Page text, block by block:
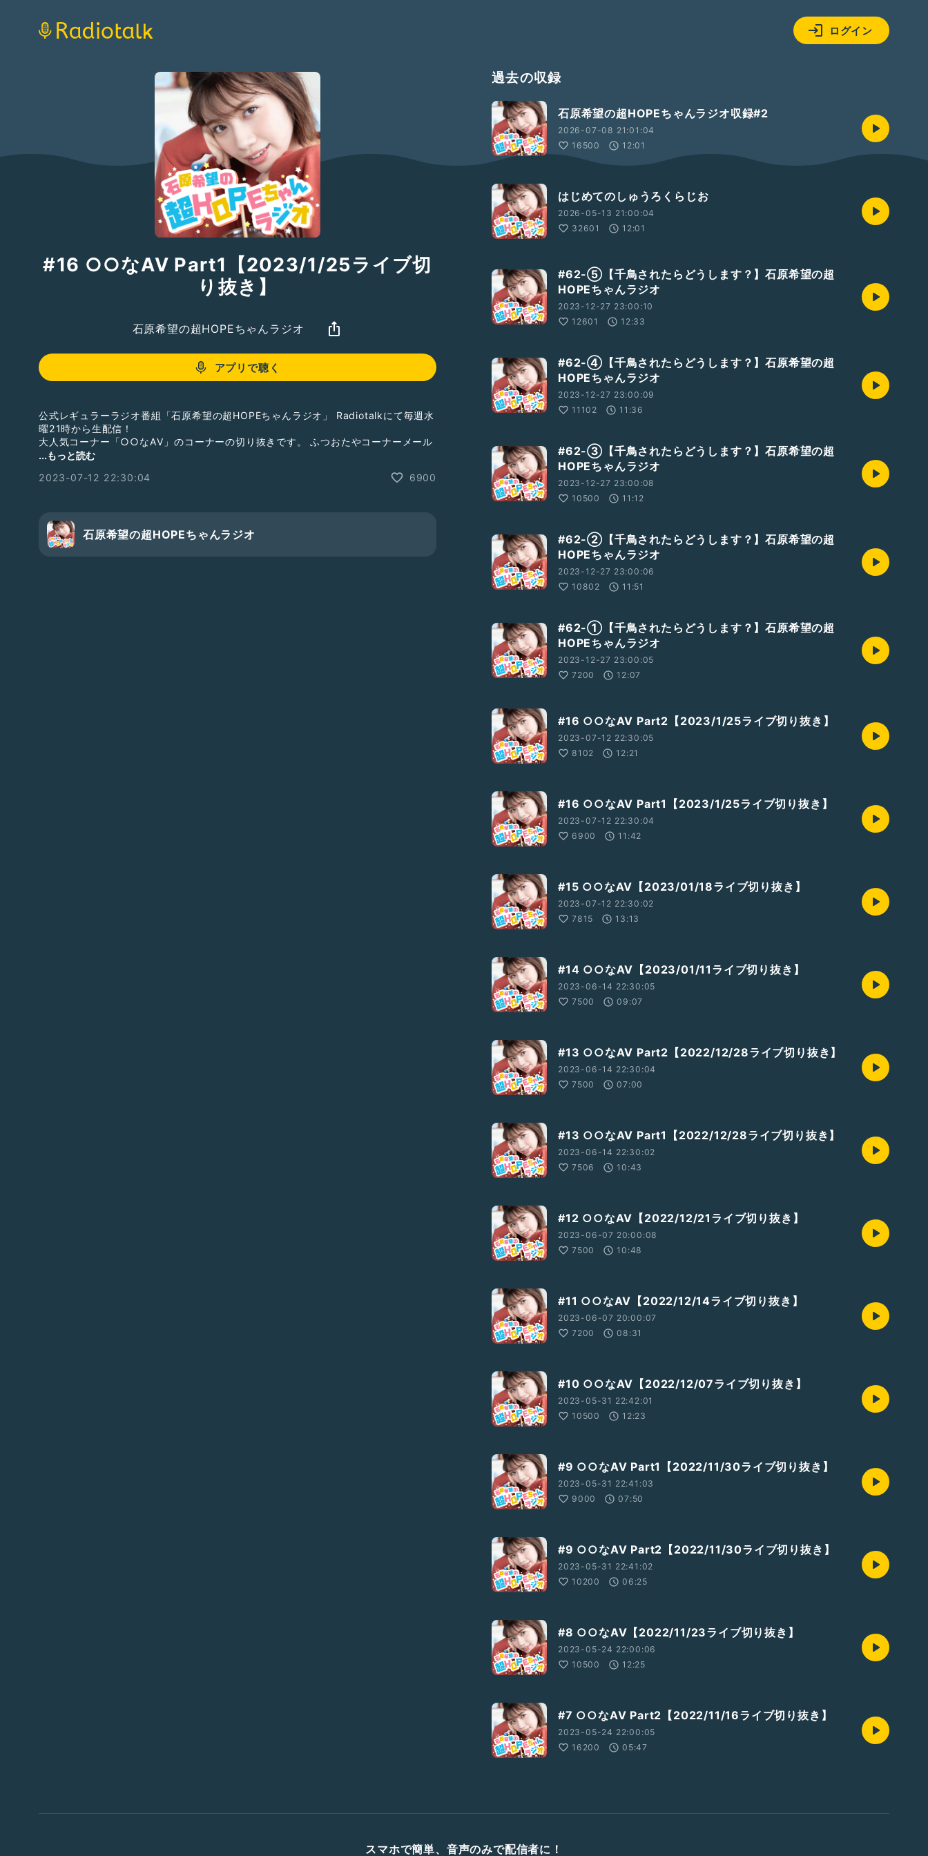
ログイン
#16 ○○なAV Part1【2023/1/25ライブ切
り抜き】
石原希望の超HOPEちゃんラジオ
アプリで聴く
公式レギュラーラジオ番組「石原希望の超HOPEちゃんラジオ」 Radiotalkにて毎週水
曜21時から生配信！
大人気コーナー「○○なAV」のコーナーの切り抜きです。 ふつおたやコーナーメール
は随時絶賛募集中！
https://radiotalk.jp/profile/677470/questions/create
...もっと読む
2023-07-12 22:30:04
6900
石原希望の超HOPEちゃんラジオ
過去の収録
石原希望の超HOPEちゃんラジオ収録#2
2026-07-08 21:01:04
16500
12:01
はじめてのしゅうろくらじお
2026-05-13 21:00:04
32601
12:01
#62-⑤【千鳥されたらどうします？】石原希望の超
HOPEちゃんラジオ
2023-12-27 23:00:10
12601
12:33
#62-④【千鳥されたらどうします？】石原希望の超
HOPEちゃんラジオ
2023-12-27 23:00:09
11102
11:36
#62-③【千鳥されたらどうします？】石原希望の超
HOPEちゃんラジオ
2023-12-27 23:00:08
10500
11:12
#62-②【千鳥されたらどうします？】石原希望の超
HOPEちゃんラジオ
2023-12-27 23:00:06
10802
11:51
#62-①【千鳥されたらどうします？】石原希望の超
HOPEちゃんラジオ
2023-12-27 23:00:05
7200
12:07
#16 ○○なAV Part2【2023/1/25ライブ切り抜き】
2023-07-12 22:30:05
8102
12:21
#16 ○○なAV Part1【2023/1/25ライブ切り抜き】
2023-07-12 22:30:04
6900
11:42
#15 ○○なAV【2023/01/18ライブ切り抜き】
2023-07-12 22:30:02
7815
13:13
#14 ○○なAV【2023/01/11ライブ切り抜き】
2023-06-14 22:30:05
7500
09:07
#13 ○○なAV Part2【2022/12/28ライブ切り抜き】
2023-06-14 22:30:04
7500
07:00
#13 ○○なAV Part1【2022/12/28ライブ切り抜き】
2023-06-14 22:30:02
7506
10:43
#12 ○○なAV【2022/12/21ライブ切り抜き】
2023-06-07 20:00:08
7500
10:48
#11 ○○なAV【2022/12/14ライブ切り抜き】
2023-06-07 20:00:07
7200
08:31
#10 ○○なAV【2022/12/07ライブ切り抜き】
2023-05-31 22:42:01
10500
12:23
#9 ○○なAV Part1【2022/11/30ライブ切り抜き】
2023-05-31 22:41:03
9000
07:50
#9 ○○なAV Part2【2022/11/30ライブ切り抜き】
2023-05-31 22:41:02
10200
06:25
#8 ○○なAV【2022/11/23ライブ切り抜き】
2023-05-24 22:00:06
10500
12:25
#7 ○○なAV Part2【2022/11/16ライブ切り抜き】
2023-05-24 22:00:05
16200
05:47
スマホで簡単、音声のみで配信者に！